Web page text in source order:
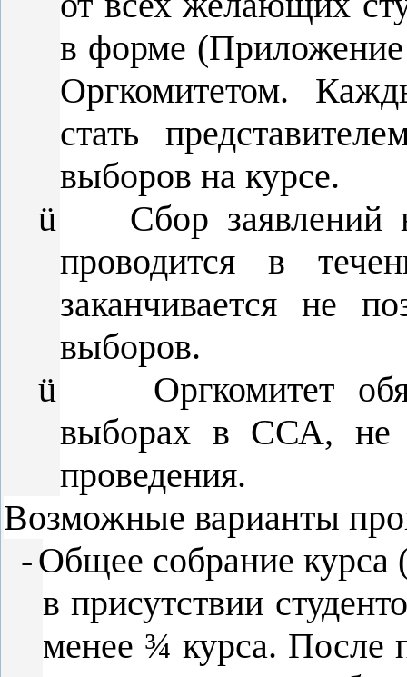
в форме
Оргкомитетом.
стать
выборов на курсе.
ü
Сбор
проводится в
заканчивается не
выборов.
ü
Оргкомитет
выборах в ССА, не
проведения.
Возможные варианты
-Общее собрание
в присутствии
менее ¾ курса. После